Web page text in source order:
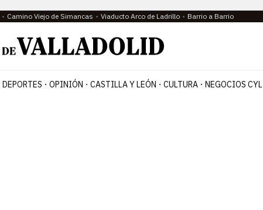
Camino Viejo de Simancas Viaducto Arco de Ladrillo Barrio a Barrio
DEPORTES OPINIÓN CASTILLA Y LEÓN CULTURA NEGOCIOS CYL